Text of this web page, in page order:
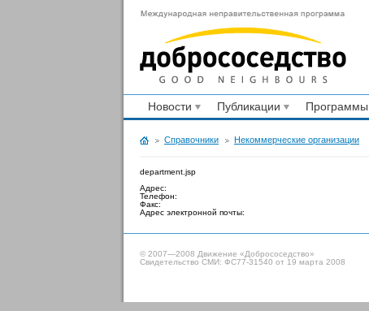
Новости Публикации Программы
Справочники Некоммерческие организации
department.jsp
Адрес:
Телефон:
Факс:
Адрес электронной почты:
© 2007—2008 Движение «Добрососедство»
Свидетельство СМИ: ФС77-31540 от 19 марта 2008